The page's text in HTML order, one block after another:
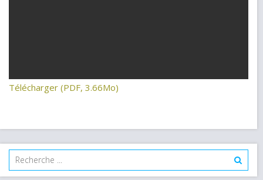
Télécharger (PDF, 3.66Mo)